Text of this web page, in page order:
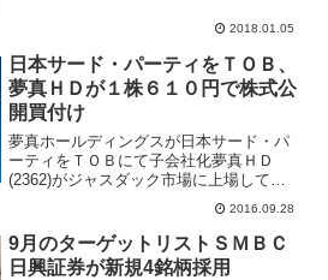
ントで終了と大幅高となった。東証一部
2018.01.05
日本サード・パーティをＴＯＢ、
夢真ＨＤが１株６１０円で株式公
開買付け
夢真ホールディングスが日本サード・パ
ーティをＴＯＢにて子会社化夢真ＨＤ
(2362)がジャスダック市場に上場してい
る日本サード・パーティ(2488)をＴＯＢ
（株式公開買い付け）すると発表した。
公表された資料によると日本サード・パ
ーティ、１株６...
2016.09.28
9月のターゲットリストＳＭＢＣ
日興証券が新規4銘柄採用